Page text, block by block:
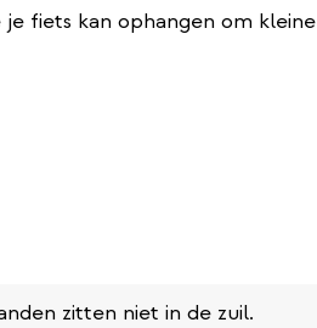
fiets kan ophangen om kleine
zitten niet in de zuil.